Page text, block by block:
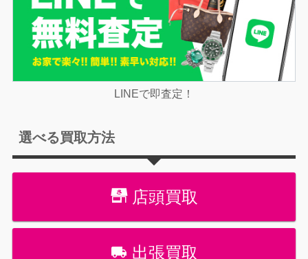
LINEで即査定！
選べる買取方法
店頭買取
出張買取